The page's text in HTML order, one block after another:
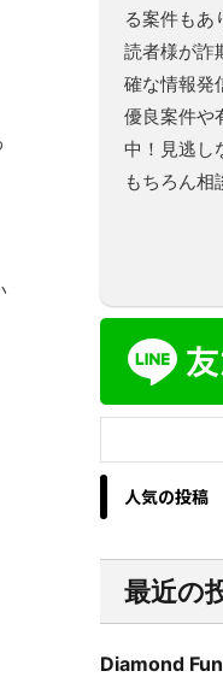
る案件もあ
読者様が詐
確な情報発
優良案件や
中！見逃し
もちろん相
人気の投稿
最近の
Diamond